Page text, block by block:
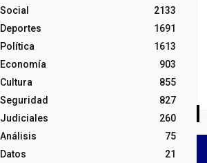
Social
2133
Deportes
1691
Política
1613
Economía
903
Cultura
855
Seguridad
827
Judiciales
260
Análisis
75
Datos
21